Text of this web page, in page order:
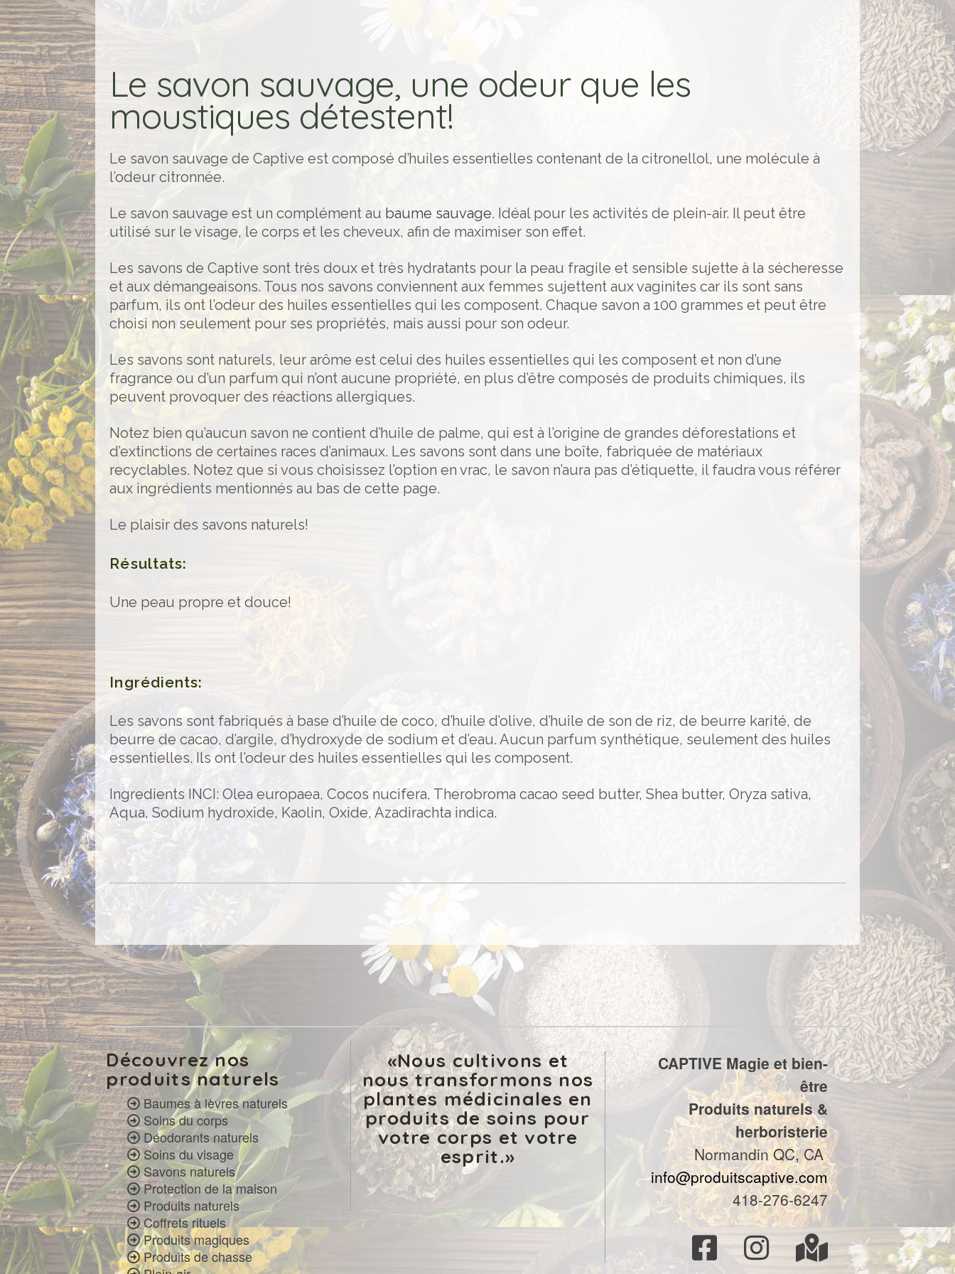
Le savon sauvage, une odeur que les
moustiques détestent!
Le savon sauvage de Captive est composé d’huiles essentielles contenant de la citronellol, une molécule à
l’odeur citronnée.
Le savon sauvage est un complément au baume sauvage. Idéal pour les activités de plein-air. Il peut être
utilisé sur le visage, le corps et les cheveux, afin de maximiser son effet.
Les savons de Captive sont très doux et très hydratants pour la peau fragile et sensible sujette à la sécheresse
et aux démangeaisons. Tous nos savons conviennent aux femmes sujettent aux vaginites car ils sont sans
parfum, ils ont l’odeur des huiles essentielles qui les composent. Chaque savon a 100 grammes et peut être
choisi non seulement pour ses propriétés, mais aussi pour son odeur.
Les savons sont naturels, leur arôme est celui des huiles essentielles qui les composent et non d’une
fragrance ou d’un parfum qui n’ont aucune propriété, en plus d’être composés de produits chimiques, ils
peuvent provoquer des réactions allergiques.
Notez bien qu’aucun savon ne contient d’huile de palme, qui est à l’origine de grandes déforestations et
d’extinctions de certaines races d’animaux. Les savons sont dans une boîte, fabriquée de matériaux
recyclables. Notez que si vous choisissez l’option en vrac, le savon n’aura pas d’étiquette, il faudra vous référer
aux ingrédients mentionnés au bas de cette page.
Le plaisir des savons naturels!
Résultats:
Une peau propre et douce!
Ingrédients:
Les savons sont fabriqués à base d’huile de coco, d’huile d’olive, d’huile de son de riz, de beurre karité, de
beurre de cacao, d’argile, d’hydroxyde de sodium et d’eau. Aucun parfum synthétique, seulement des huiles
essentielles. Ils ont l’odeur des huiles essentielles qui les composent.
Ingredients INCI: Olea europaea, Cocos nucifera, Therobroma cacao seed butter, Shea butter, Oryza sativa,
Aqua, Sodium hydroxide, Kaolin, Oxide, Azadirachta indica.
Découvrez nos
produits naturels
Baumes à lèvres naturels
Soins du corps
Déodorants naturels
Soins du visage
Savons naturels
Protection de la maison
Produits naturels
Coffrets rituels
Produits magiques
Produits de chasse
«Nous cultivons et
nous transformons nos
plantes médicinales en
produits de soins pour
votre corps et votre
esprit.»
CAPTIVE Magie et bien-
être
Produits naturels &
herboristerie
Normandin QC, CA
info@produitscaptive.com
418-276-6247